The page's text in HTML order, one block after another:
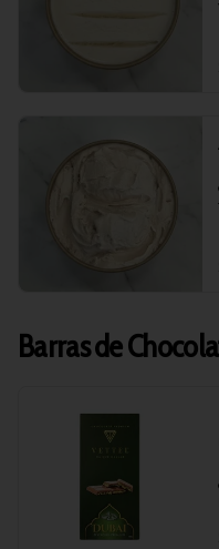
Barras de